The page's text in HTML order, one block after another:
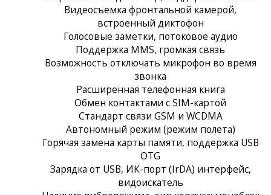
Видеосъемка фронтальной камерой,
встроенный диктофон
Голосовые заметки, потоковое аудио
Поддержка MMS, громкая связь
Возможность отключать микрофон во время
звонка
Расширенная телефонная книга
Обмен контактами с SIM-картой
Стандарт связи GSM и WCDMA
Автономный режим (режим полета)
Горячая замена карты памяти, поддержка USB
OTG
Зарядка от USB, ИК-порт (IrDA) интерфейс,
видоискатель